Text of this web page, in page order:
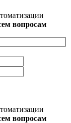
вопросам
вопросам